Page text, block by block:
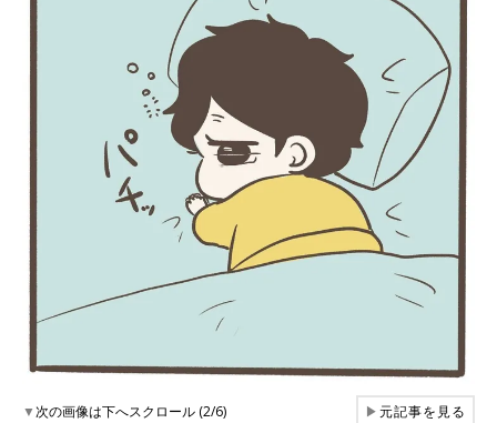
▼次の画像は下へスクロール (2/6) ▶元記事を見る